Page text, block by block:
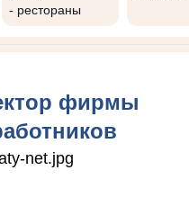
- рестораны
фирмы